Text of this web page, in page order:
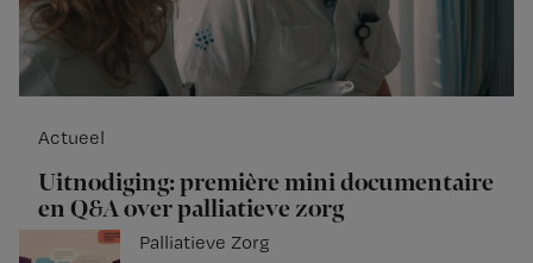
Actueel
Uitnodiging: première mini documentaire
en Q&A over palliatieve zorg
Palliatieve Zorg